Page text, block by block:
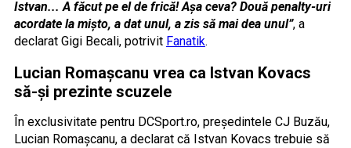
Istvan... A făcut pe el de frică! Așa ceva? Două penalty-uri
acordate la mișto, a dat unul, a zis să mai dea unul”, a
declarat Gigi Becali, potrivit Fanatik.
Lucian Romașcanu vrea ca Istvan Kovacs
să-și prezinte scuzele
În exclusivitate pentru DCSport.ro, președintele CJ Buzău,
Lucian Romașcanu, a declarat că Istvan Kovacs trebuie să